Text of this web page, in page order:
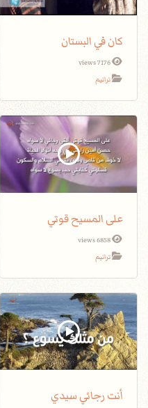
كان في البستان
7176 views
ترانيم
على المسيح قوتي
6858 views
ترانيم
أنت رجائي سيدي